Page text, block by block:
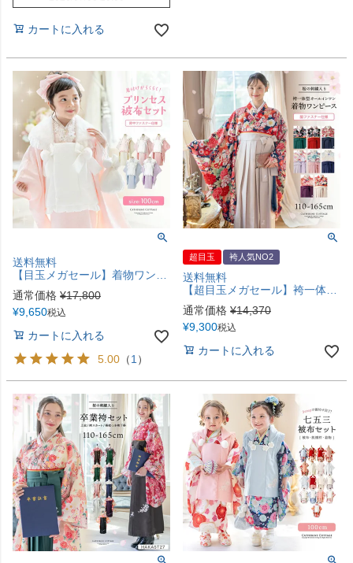
カートに入れる
送料無料
【目玉メガセール】着物ワンピース+ファー襟被布和姫セット 着脱カンタン 七五三 3歳女の子 TAK
通常価格 ¥17,800
¥9,650税込
カートに入れる
5.00 （1 ）
超目玉 袴人気NO2
送料無料
【超目玉メガセール】袴一体型オールインワン 脇ファスナー袴ワンピース 小学生 卒業式 卒園式 七五三 お正月 写真撮影 着付け不要 女の子袴 和装 卒業袴 TAK キャサリンコテージ
通常価格 ¥14,370
¥9,300税込
カートに入れる